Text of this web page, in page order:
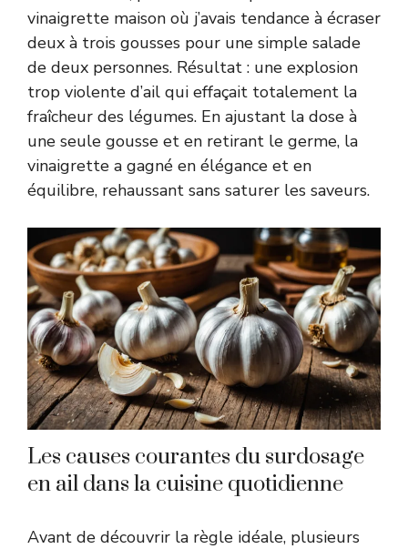
vinaigrette maison où j’avais tendance à écraser
deux à trois gousses pour une simple salade
de deux personnes. Résultat : une explosion
trop violente d’ail qui effaçait totalement la
fraîcheur des légumes. En ajustant la dose à
une seule gousse et en retirant le germe, la
vinaigrette a gagné en élégance et en
équilibre, rehaussant sans saturer les saveurs.
Les causes courantes du surdosage
en ail dans la cuisine quotidienne
Avant de découvrir la règle idéale, plusieurs